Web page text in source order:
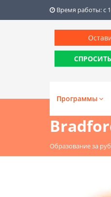
Время работы: с
СПРОСИТЬ
Программы
Образование за